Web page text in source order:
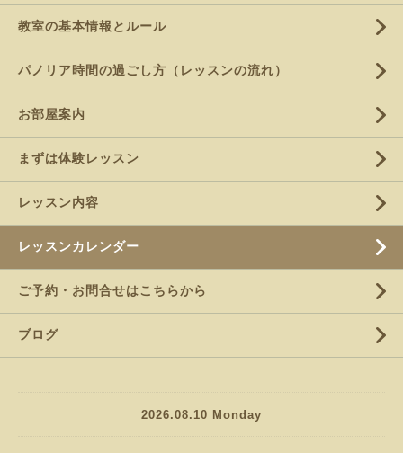
教室の基本情報とルール
パノリア時間の過ごし方（レッスンの流れ）
お部屋案内
まずは体験レッスン
レッスン内容
レッスンカレンダー
ご予約・お問合せはこちらから
ブログ
2026.08.10 Monday